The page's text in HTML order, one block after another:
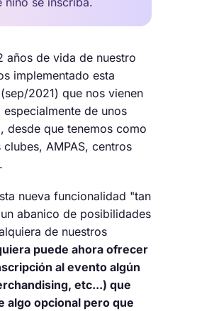
años de vida de nuestro
implementado esta
2021) que nos vienen
de unos
desde que tenemos como
AMPAS, centros
nueva funcionalidad "tan
abanico de posibilidades
de nuestros
puede ahora ofrecer
al evento algún
etc...) que
algo opcional pero que